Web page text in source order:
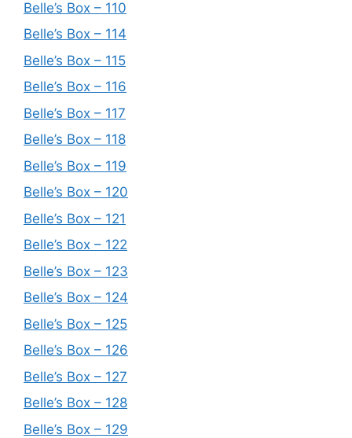
Belle’s Box – 110
Belle’s Box – 114
Belle’s Box – 115
Belle’s Box – 116
Belle’s Box – 117
Belle’s Box – 118
Belle’s Box – 119
Belle’s Box – 120
Belle’s Box – 121
Belle’s Box – 122
Belle’s Box – 123
Belle’s Box – 124
Belle’s Box – 125
Belle’s Box – 126
Belle’s Box – 127
Belle’s Box – 128
Belle’s Box – 129